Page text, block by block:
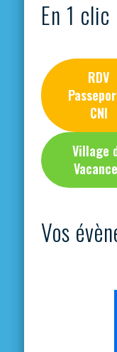
En 1 clic
RDV
CNI
Village
Vos